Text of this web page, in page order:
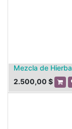
Mezcla de
2.500,00 $